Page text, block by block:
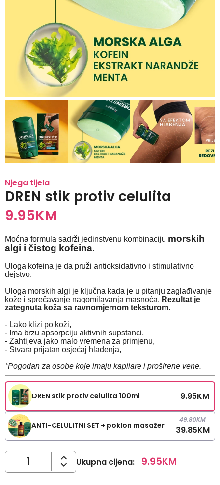
Njega tijela
DREN stik protiv celulita
9.95KM
Moćna formula sadrži jedinstvenu kombinaciju morskih
algi i čistog kofeina.
Uloga kofeina je da pruži antioksidativno i stimulativno
dejstvo.
Uloga morskih algi je ključna kada je u pitanju zaglađivanje
kože i sprečavanje nagomilavanja masnoća. Rezultat je
zategnuta koža sa ravnomjernom teksturom.
- Lako klizi po koži,
- Ima brzu apsorpciju aktivnih supstanci,
- Zahtijeva jako malo vremena za primjenu,
- Stvara prijatan osjećaj hlađenja,
*Pogodan za osobe koje imaju kapilare i proširene vene.
DREN stik protiv celulita 100ml 9.95KM
ANTI-CELULITNI SET + poklon masažer
49.80KM
39.85KM
Ukupna cijena: 9.95KM